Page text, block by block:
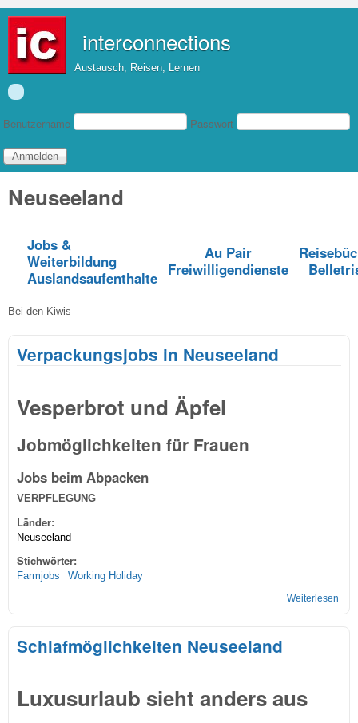
interconnections
Austausch, Reisen, Lernen
Benutzeranmeldung
Benutzername Passwort
Neuseeland
Jobs &
Weiterbildung
Auslandsaufenthalte
Au Pair
Freiwilligendienste
Bei den Kiwis
Verpackungsjobs in Neuseeland
Vesperbrot und Äpfel
Jobmöglichkeiten für Frauen
Jobs beim Abpacken
VERPFLEGUNG
Länder:
Neuseeland
Stichwörter:
Farmjobs Working Holiday
Weiterlesen
Schlafmöglichkeiten Neuseeland
Luxusurlaub sieht anders aus